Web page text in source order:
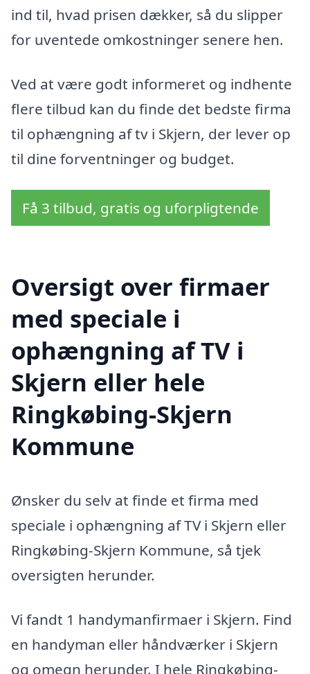
ind til, hvad prisen dækker, så du slipper
for uventede omkostninger senere hen.
Ved at være godt informeret og indhente
flere tilbud kan du finde det bedste firma
til ophængning af tv i Skjern, der lever op
til dine forventninger og budget.
Få 3 tilbud, gratis og uforpligtende
Oversigt over firmaer
med speciale i
ophængning af TV i
Skjern eller hele
Ringkøbing-Skjern
Kommune
Ønsker du selv at finde et firma med
speciale i ophængning af TV i Skjern eller
Ringkøbing-Skjern Kommune, så tjek
oversigten herunder.
Vi fandt 1 handymanfirmaer i Skjern. Find
en handyman eller håndværker i Skjern
og omegn herunder. I hele Ringkøbing-